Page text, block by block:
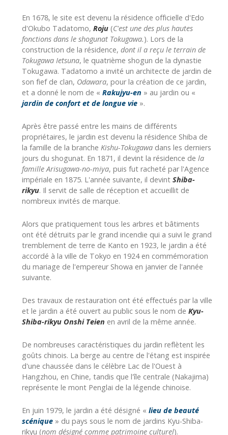
En 1678, le site est devenu la résidence officielle d'Edo
d'Okubo Tadatomo, Roju (C'est une des plus hautes
fonctions dans le shogunat Tokugawa.). Lors de la
construction de la résidence, dont il a reçu le terrain de
Tokugawa Ietsuna, le quatrième shogun de la dynastie
Tokugawa. Tadatomo a invité un architecte de jardin de
son fief de clan, Odawara, pour la création de ce jardin,
et a donné le nom de « Rakujyu-en » au jardin ou «
jardin de confort et de longue vie ».
Après être passé entre les mains de différents
propriétaires, le jardin est devenu la résidence Shiba de
la famille de la branche Kishu-Tokugawa dans les derniers
jours du shogunat. En 1871, il devint la résidence de la
famille Arisugawa-no-miya, puis fut racheté par l'Agence
impériale en 1875. L'année suivante, il devint Shiba-
rikyu. Il servit de salle de réception et accueillit de
nombreux invités de marque.
Alors que pratiquement tous les arbres et bâtiments
ont été détruits par le grand incendie qui a suivi le grand
tremblement de terre de Kanto en 1923, le jardin a été
accordé à la ville de Tokyo en 1924 en commémoration
du mariage de l'empereur Showa en janvier de l'année
suivante.
Des travaux de restauration ont été effectués par la ville
et le jardin a été ouvert au public sous le nom de Kyu-
Shiba-rikyu Onshi Teien en avril de la même année.
De nombreuses caractéristiques du jardin reflètent les
goûts chinois. La berge au centre de l'étang est inspirée
d'une chaussée dans le célèbre Lac de l'Ouest à
Hangzhou, en Chine, tandis que l'île centrale (Nakajima)
représente le mont Penglai de la légende chinoise.
En juin 1979, le jardin a été désigné « lieu de beauté
scénique » du pays sous le nom de jardins Kyu-Shiba-
rikyu (nom désigné comme patrimoine culturel).